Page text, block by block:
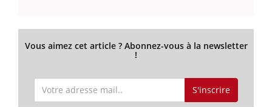
Vous aimez cet article ? Abonnez-vous à la newsletter
!
S'inscrire